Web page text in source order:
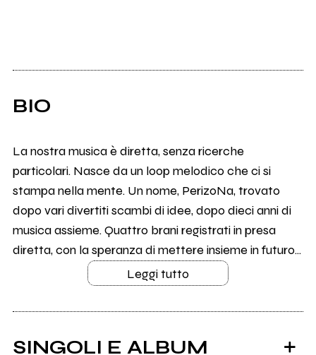
BIO
La nostra musica è diretta, senza ricerche
particolari. Nasce da un loop melodico che ci si
stampa nella mente. Un nome, PerizoNa, trovato
dopo vari divertiti scambi di idee, dopo dieci anni di
musica assieme. Quattro brani registrati in presa
diretta, con la speranza di mettere insieme in futuro...
Leggi tutto
SINGOLI E ALBUM